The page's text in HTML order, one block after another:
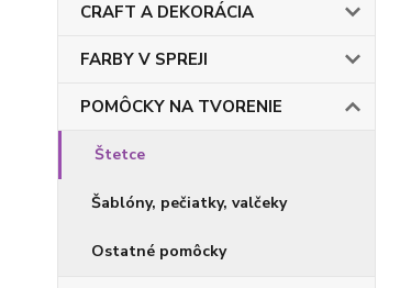
CRAFT A DEKORÁCIA
FARBY V SPREJI
POMÔCKY NA TVORENIE
Štetce
Šablóny, pečiatky, valčeky
Ostatné pomôcky